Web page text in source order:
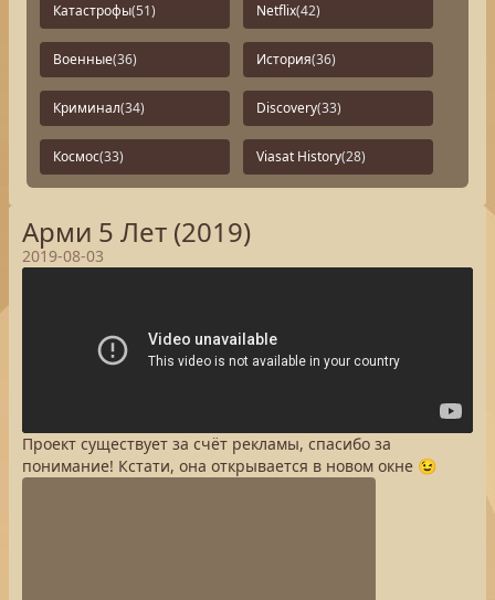
Катастрофы(51) Netflix(42)
Военные(36) История(36)
Криминал(34) Discovery(33)
Космос(33) Viasat History(28)
Арми 5 Лет (2019)
2019-08-03
Проект существует за счёт рекламы, спасибо за
понимание! Кстати, она открывается в новом окне 😉